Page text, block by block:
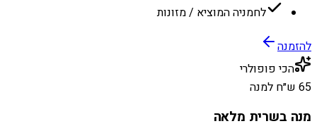
לחמניה המוציא / מזונות
להזמנה
הכי פופולרי
65 ש״ח למנה
מנה בשרית מלאה